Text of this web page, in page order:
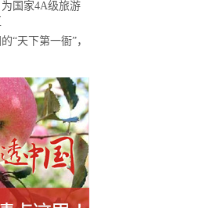
“天下第一衙”，
4A级旅游景区